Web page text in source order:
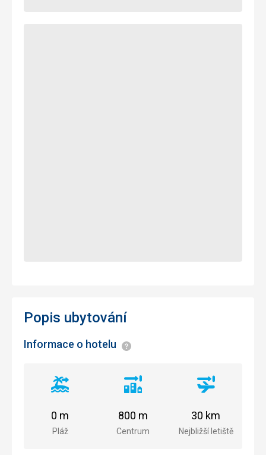
Popis ubytování
Informace o hotelu Informace
Vzdálenost
pláže
Pláž
0 m
Vzdálenost
centra
Centrum
800 m
Vzdálenost
letiště
Nejbližší letiště
30 km